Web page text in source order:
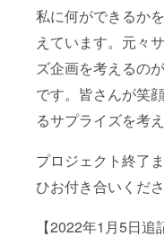
私に何ができるか
えています。元々
ズ企画を考えるの
です。皆さんが笑
るサプライズを考え
プロジェクト終了
ひお付き合いくださ
【2022年1月5日追